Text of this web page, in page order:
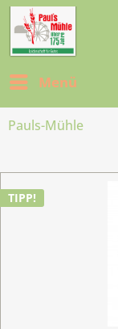
Menü
Pauls-Mühle
TIPP!